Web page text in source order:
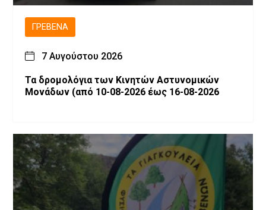
ΓΡΕΒΕΝΆ
7 Αυγούστου 2026
Τα δρομολόγια των Κινητών Αστυνομικών
Μονάδων (από 10-08-2026 έως 16-08-2026